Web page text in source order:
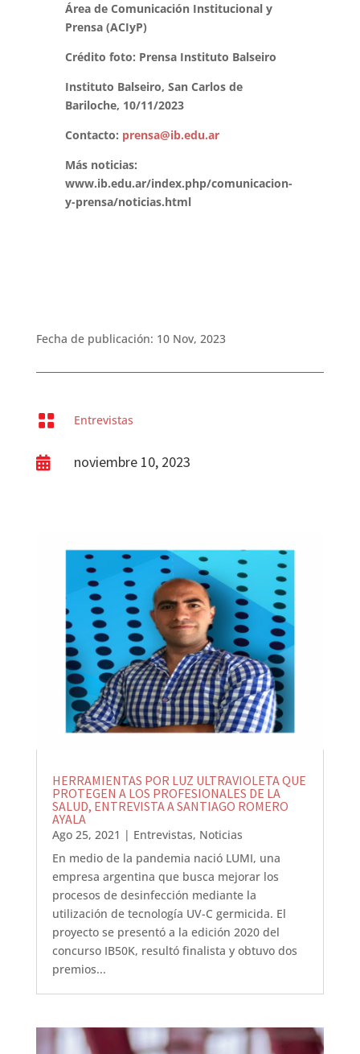
Área de Comunicación Institucional y
Prensa (ACIyP)
Crédito foto: Prensa Instituto Balseiro
Instituto Balseiro, San Carlos de
Bariloche, 10/11/2023
Contacto: prensa@ib.edu.ar
Más noticias:
www.ib.edu.ar/index.php/comunicacion-
y-prensa/noticias.html
Fecha de publicación: 10 Nov, 2023
 Entrevistas
 noviembre 10, 2023
HERRAMIENTAS POR LUZ ULTRAVIOLETA QUE
PROTEGEN A LOS PROFESIONALES DE LA
SALUD, ENTREVISTA A SANTIAGO ROMERO
AYALA
Ago 25, 2021 | Entrevistas, Noticias
En medio de la pandemia nació LUMI, una
empresa argentina que busca mejorar los
procesos de desinfección mediante la
utilización de tecnología UV-C germicida. El
proyecto se presentó a la edición 2020 del
concurso IB50K, resultó finalista y obtuvo dos
premios...